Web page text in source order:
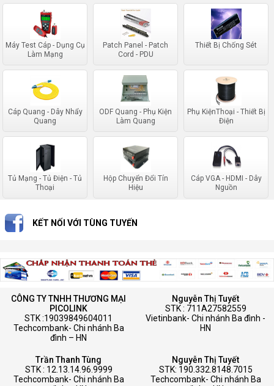
Máy Test Cáp - Dụng Cụ
Làm Mạng
Patch Panel - Patch
Cord - PDU
Thiết Bị Chống Sét
Cáp Quang - Dây Nhẩy
Quang
ODF Quang - Phụ Kiện
Làm Quang
Phụ KiệnThoại - Thiết Bị
Điện
Tủ Mạng - Tủ Điện - Tủ
Thoại
Hộp Chuyển Đổi Tín
Hiệu
Cáp VGA - HDMI - Dây
Nguồn
KẾT NỐI VỚI TÙNG TUYẾN
CÔNG TY TNHH THƯƠNG MẠI
PICOLINK
STK :19039849604011
Techcombank- Chi nhánh Ba
đình – HN
Nguyễn Thị Tuyết
STK : 711A27582559
Vietinbank- Chi nhánh Ba đình -
HN
Trần Thanh Tùng
STK : 12.13.14.96.9999
Techcombank- Chi nhánh Ba
Nguyễn Thị Tuyết
STK: 190.332.8148.7015
Techcombank- Chi nhánh Ba